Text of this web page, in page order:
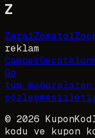
Z
Zara1Zomato1
reklam
CamperDecathlon
Go
tüm mağazalar
sözleşmesi
© 2026
kodu ve kupon